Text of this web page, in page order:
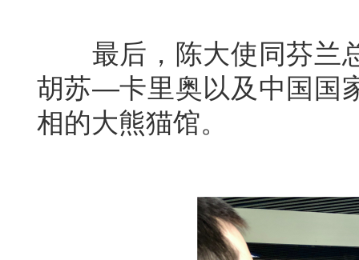
最后，陈大使同芬兰总
胡苏—卡里奥以及中国国
相的大熊猫馆。